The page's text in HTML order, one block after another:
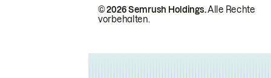
© 2026 Semrush Holdings.Alle Rechte
vorbehalten.